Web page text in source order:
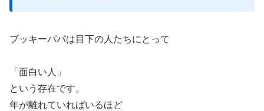
ブッキーパパは目下の人たちにとって
「面白い人」
という存在です。
年が離れていればいるほど